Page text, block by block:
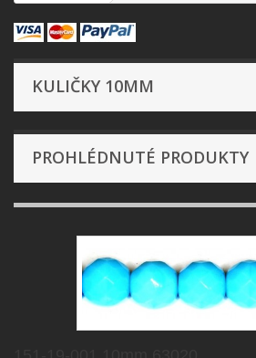
KULIČKY 10MM
PROHLÉDNUTÉ PRODUKTY